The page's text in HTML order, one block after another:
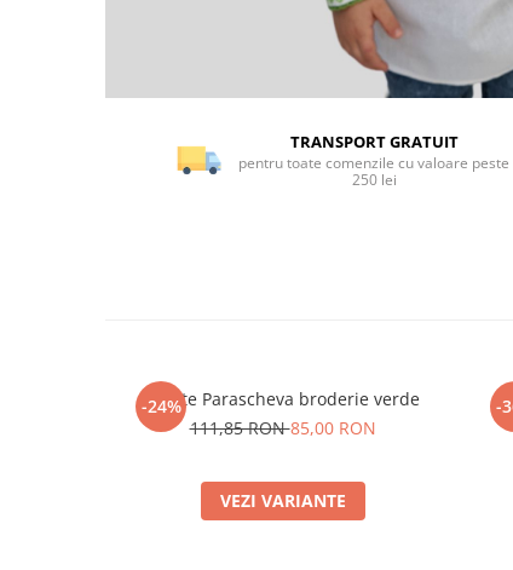
TRANSPORT GRATUIT
pentru toate comenzile cu valoare peste
250 lei
-24%
Ie fete Parascheva broderie verde
111,85 RON85,00 RON
VEZI VARIANTE
-
Ie